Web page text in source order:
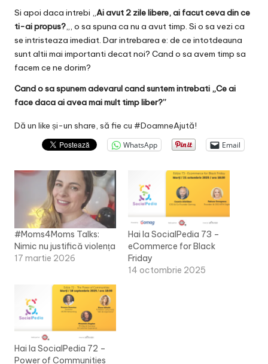
Si apoi daca intrebi „Ai avut 2 zile libere, ai facut ceva din ce
ti-ai propus?„, o sa spuna ca nu a avut timp. Si o sa vezi ca
se intristeaza imediat. Dar intrebarea e: de ce intotdeauna
sunt altii mai importanti decat noi? Cand o sa avem timp sa
facem ce ne dorim?
Cand o sa spunem adevarul cand suntem intrebati „Ce ai
face daca ai avea mai mult timp liber?”
Dă un like și-un share, să fie cu #DoamneAjută!
WhatsApp Email
#Moms4Moms Talks:
Nimic nu justifică violența
17 martie 2026
Hai la SocialPedia 73 –
eCommerce for Black
Friday
14 octombrie 2025
Hai la SocialPedia 72 –
Power of Communities